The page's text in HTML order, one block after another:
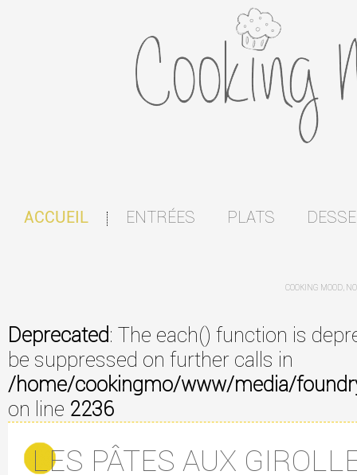
ACCUEIL ENTRÉES PLATS
Deprecated: The each() function is
be suppressed on further calls in
/home/cookingmo/www/media/
on line 2236
COOKING MOOD,
LES PÂTES AUX